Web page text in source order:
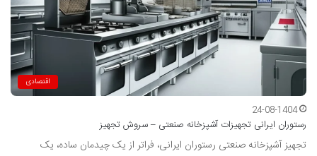
اقتصادی
24-08-1404
رستوران ایرانی تجهیزات آشپزخانه صنعتی – سروش تجهیز
تجهیز آشپزخانه صنعتی رستوران ایرانی، فراتر از یک چیدمان ساده، یک